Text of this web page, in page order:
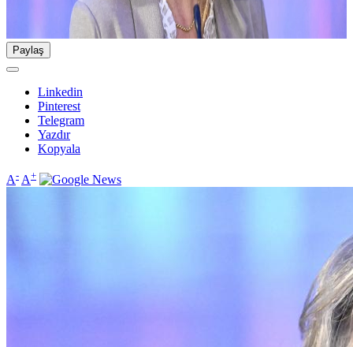
Paylaş
Linkedin
Pinterest
Telegram
Yazdır
Kopyala
A- A+